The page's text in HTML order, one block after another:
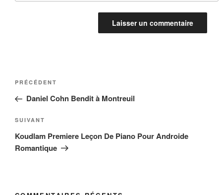
Navigation
l’article
Article
précédent
PRÉCÉDENT
Daniel Cohn Bendit à Montreuil
Article
suivant
SUIVANT
Koudlam Premiere Leçon De Piano Pour Androide
Romantique